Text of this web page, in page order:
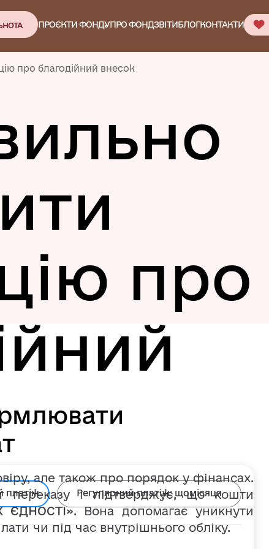
ПРОЄКТИ ФОНДУПРО ФОНДЗВІТИБЛОГКОНТАКТИ
про благодійний внесок
про
платіж Регулярний платіж: щомісяця
але також про порядок у фінансах.
переказу і підтверджує, що кошти
ЄДНОСТІ». Вона допомагає уникнути
чи під час внутрішнього обліку.